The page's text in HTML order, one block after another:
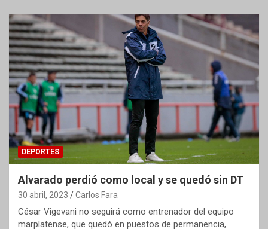
DEPORTES
Alvarado perdió como local y se quedó sin DT
30 abril, 2023 Carlos Fara
César Vigevani no seguirá como entrenador del equipo
marplatense, que quedó en puestos de permanencia,